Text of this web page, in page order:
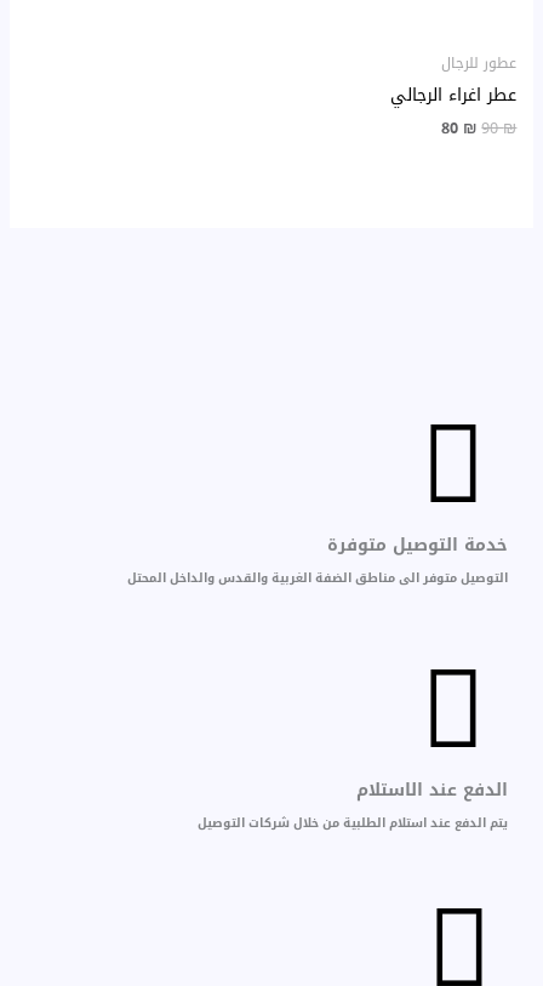
عطور للرجال
عطر اغراء الرجالي
90₪
80 ₪
خدمة التوصيل متوفرة
التوصيل متوفر الى مناطق الضفة الغربية والقدس والداخل المحتل
الدفع عند الاستلام
يتم الدفع عند استلام الطلبية من خلال شركات التوصيل